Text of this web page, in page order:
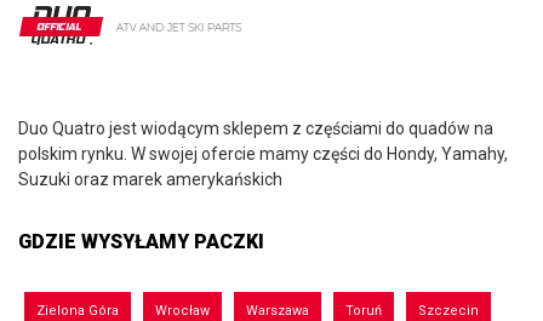
Duo Quatro jest wiodącym sklepem z częściami do quadów na
polskim rynku. W swojej ofercie mamy części do Hondy, Yamahy,
Suzuki oraz marek amerykańskich
GDZIE WYSYŁAMY PACZKI
Zielona Góra Wrocław Warszawa Toruń Szczecin